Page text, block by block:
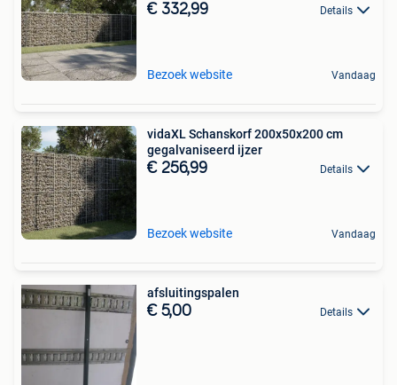
€ 332,99 Details
Bezoek website Vandaag
vidaXL Schanskorf 200x50x200 cm
gegalvaniseerd ijzer
€ 256,99 Details
Bezoek website Vandaag
afsluitingspalen
€ 5,00 Details